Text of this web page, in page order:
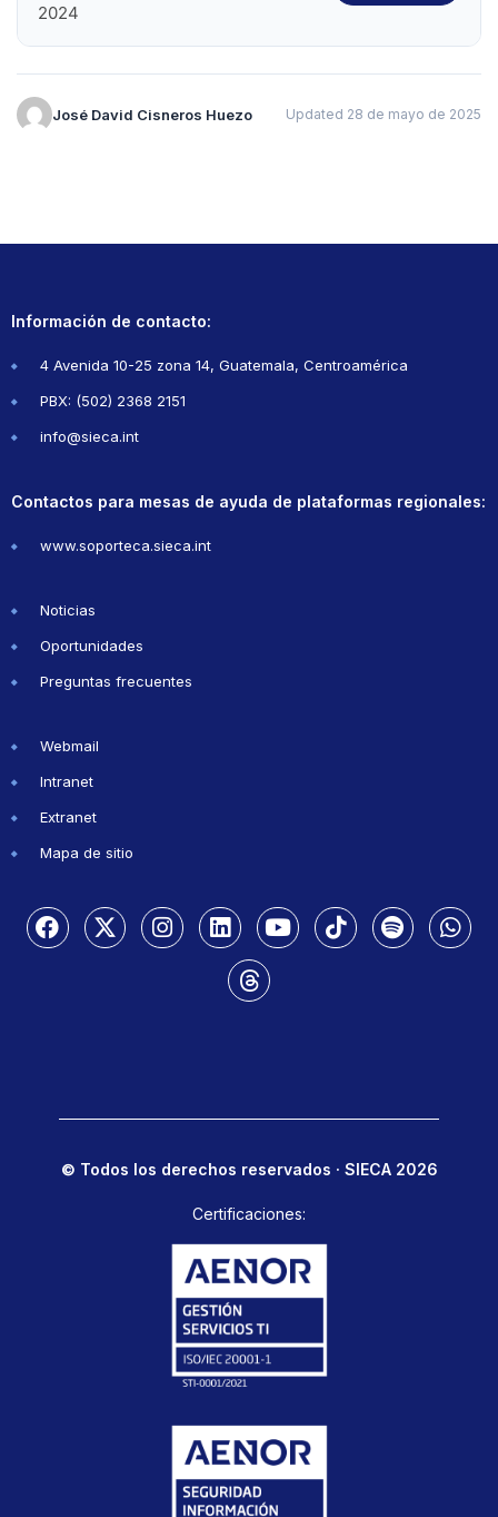
2024
José David Cisneros Huezo Updated 28 de mayo de 2025
Información de contacto:
4 Avenida 10-25 zona 14, Guatemala, Centroamérica
PBX: (502) 2368 2151
info@sieca.int
Contactos para mesas de ayuda de plataformas regionales:
www.soporteca.sieca.int
Noticias
Oportunidades
Preguntas frecuentes
Webmail
Intranet
Extranet
Mapa de sitio
© Todos los derechos reservados · SIECA 2026
Certificaciones: